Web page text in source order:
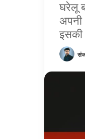
घरेलू